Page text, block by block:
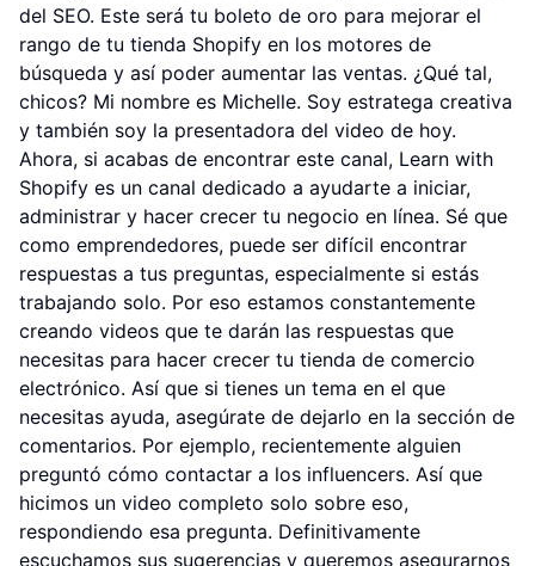
del SEO. Este será tu boleto de oro para mejorar el
rango de tu tienda Shopify en los motores de
búsqueda y así poder aumentar las ventas. ¿Qué tal,
chicos? Mi nombre es Michelle. Soy estratega creativa
y también soy la presentadora del video de hoy.
Ahora, si acabas de encontrar este canal, Learn with
Shopify es un canal dedicado a ayudarte a iniciar,
administrar y hacer crecer tu negocio en línea. Sé que
como emprendedores, puede ser difícil encontrar
respuestas a tus preguntas, especialmente si estás
trabajando solo. Por eso estamos constantemente
creando videos que te darán las respuestas que
necesitas para hacer crecer tu tienda de comercio
electrónico. Así que si tienes un tema en el que
necesitas ayuda, asegúrate de dejarlo en la sección de
comentarios. Por ejemplo, recientemente alguien
preguntó cómo contactar a los influencers. Así que
hicimos un video completo solo sobre eso,
respondiendo esa pregunta. Definitivamente
escuchamos sus sugerencias y queremos asegurarnos